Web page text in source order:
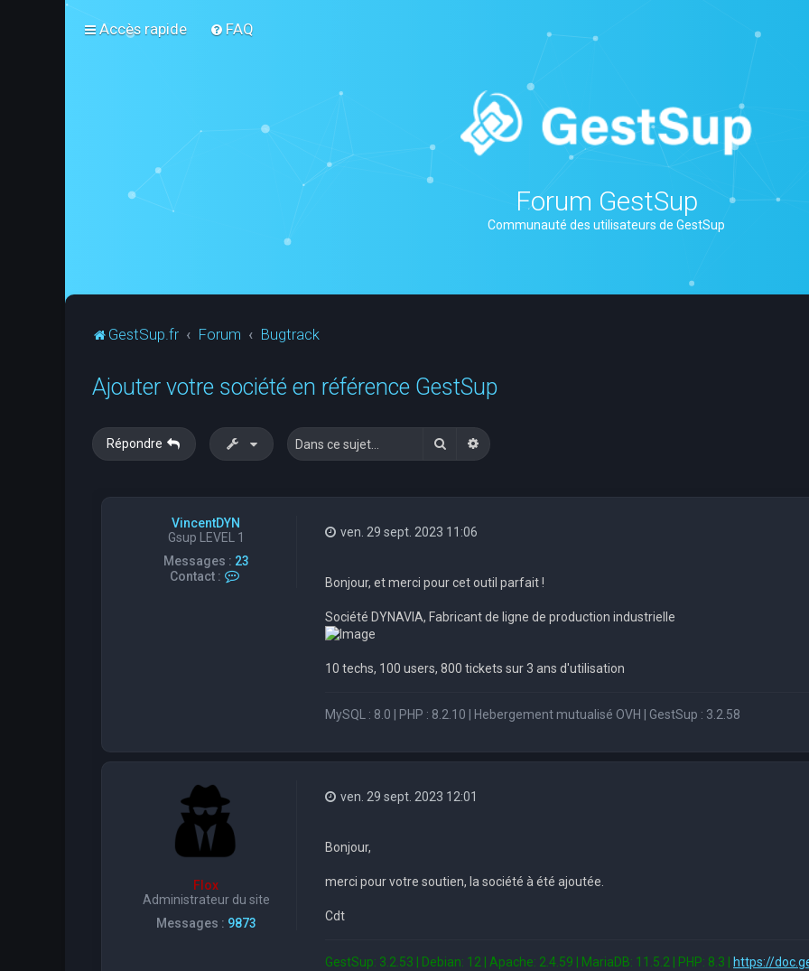
Accès rapide FAQ
Forum GestSup
Communauté des utilisateurs de GestSup
GestSup.fr Forum Bugtrack
Ajouter votre société en référence GestSup
Répondre RechercherRecherche avancée
VincentDYN
Gsup LEVEL 1
Messages : 23
Contact :
e
ven. 29 sept. 2023 11:06
Bonjour, et merci pour cet outil parfait !
Société DYNAVIA, Fabricant de ligne de production industrielle
10 techs, 100 users, 800 tickets sur 3 ans d'utilisation
MySQL : 8.0 | PHP : 8.2.10 | Hebergement mutualisé OVH | GestSup : 3.2.58
Flox
Administrateur du site
Messages : 9873
ven. 29 sept. 2023 12:01
Bonjour,
merci pour votre soutien, la société à été ajoutée.
Cdt
GestSup: 3.2.53 | Debian: 12 | Apache: 2.4.59 | MariaDB: 11.5.2 | PHP: 8.3 |
https://